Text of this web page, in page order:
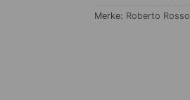
Merke: Roberto Rosso